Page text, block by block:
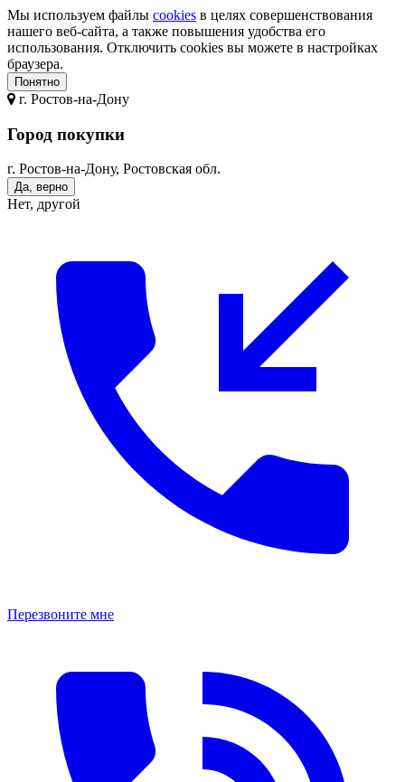
Мы используем файлы cookies в целях совершенствования
нашего веб-сайта, а также повышения удобства его
использования. Отключить cookies вы можете в настройках
браузера.
Понятно
г. Ростов-на-Дону
Город покупки
г. Ростов-на-Дону, Ростовская обл.
Да, верно
Нет, другой
Перезвоните мне